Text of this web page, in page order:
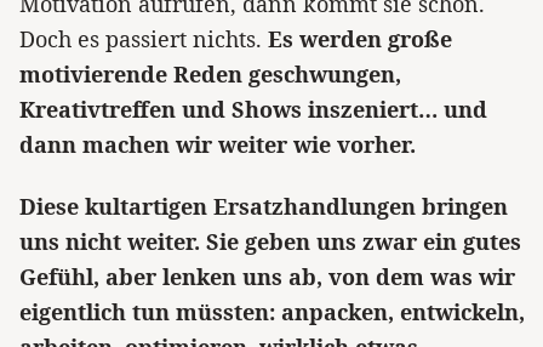
Doch es passiert nichts. Es werden große
motivierende Reden geschwungen,
Kreativtreffen und Shows inszeniert… und
dann machen wir weiter wie vorher.
Diese kultartigen Ersatzhandlungen bringen
uns nicht weiter. Sie geben uns zwar ein gutes
Gefühl, aber lenken uns ab, von dem was wir
eigentlich tun müssten: anpacken, entwickeln,